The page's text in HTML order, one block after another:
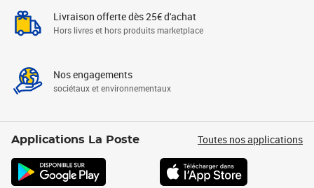
Livraison offerte dès 25€ d'achat
Hors livres et hors produits marketplace
Nos engagements
sociétaux et environnementaux
Applications La Poste Toutes nos applications